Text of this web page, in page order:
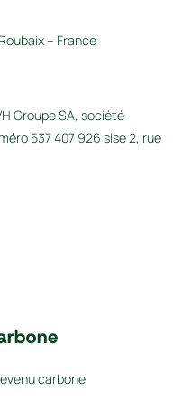
– France
Groupe SA, société
537 407 926 sise 2, rue
carbone